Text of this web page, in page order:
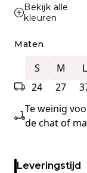
Bekijk alle
kleuren
Maten
S
24
M
27
L
Te weinig
de chat of
Leveringstijd